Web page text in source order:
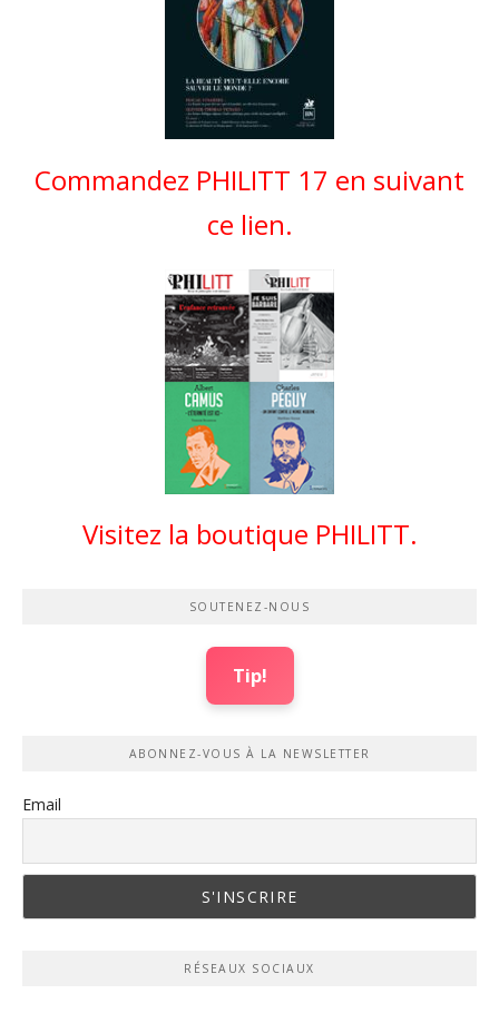
Commandez PHILITT 17 en suivant
ce lien.
Visitez la boutique PHILITT.
SOUTENEZ-NOUS
Tip!
ABONNEZ-VOUS À LA NEWSLETTER
Email
RÉSEAUX SOCIAUX